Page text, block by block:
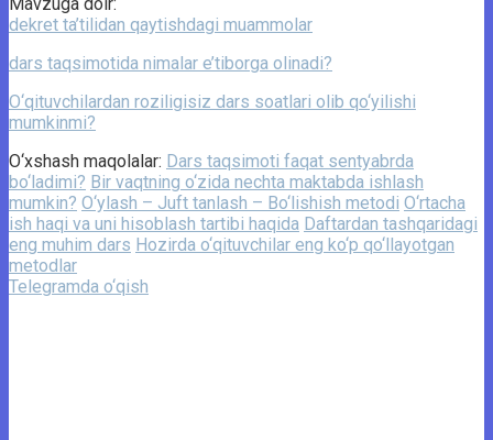
dekret ta’tilidan qaytishdagi muammolar
dars taqsimotida nimalar e’tiborga olinadi?
O‘qituvchilardan roziligisiz dars soatlari olib qo‘yilishi
mumkinmi?
O‘xshash maqolalar: Dars taqsimoti faqat sentyabrda
bo‘ladimi? Bir vaqtning o‘zida nechta maktabda ishlash
mumkin? O‘ylash – Juft tanlash – Bo‘lishish metodi O‘rtacha
ish haqi va uni hisoblash tartibi haqida Daftardan tashqaridagi
eng muhim dars Hozirda o‘qituvchilar eng ko‘p qo‘llayotgan
metodlar
Telegramda o‘qish